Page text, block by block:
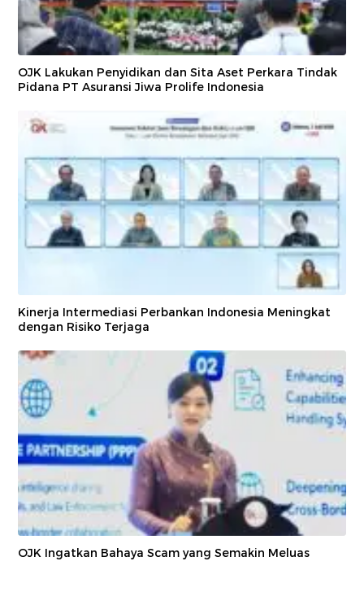
OJK Lakukan Penyidikan dan Sita Aset Perkara Tindak
Pidana PT Asuransi Jiwa Prolife Indonesia
Kinerja Intermediasi Perbankan Indonesia Meningkat
dengan Risiko Terjaga
OJK Ingatkan Bahaya Scam yang Semakin Meluas